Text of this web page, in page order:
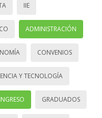
IIE
ADMINISTRACIÓN
CONVENIOS
Y TECNOLOGÍA
INGRESO GRADUADOS